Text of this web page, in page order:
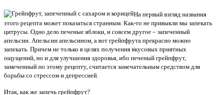
На первый взгляд названия
этого рецепта может показаться странным. Как-то не привыкли мы запекать
цитрусы. Одно дело печеные яблоки, и совсем другое – запеченный
апельсин. Апельсин апельсином, а вот грейпфрута прекрасно можно
запекать. Причем не только в целях получения вкусовых приятных
ощущений, но и для улучшения здоровья, ибо печеный грейпфрут,
замеченный по этому рецепту, считается замечательным средством для
борьбы со стрессом и депрессией.
Итак, как же запечь грейпфрут?